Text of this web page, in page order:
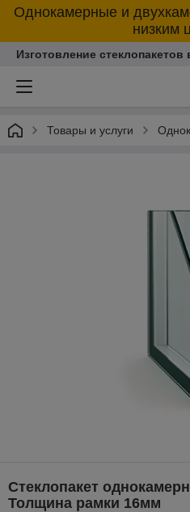
Однокамерные и
низким
Изготовление
Товары и услуги
Стеклопакет
Толщина рамки 16мм